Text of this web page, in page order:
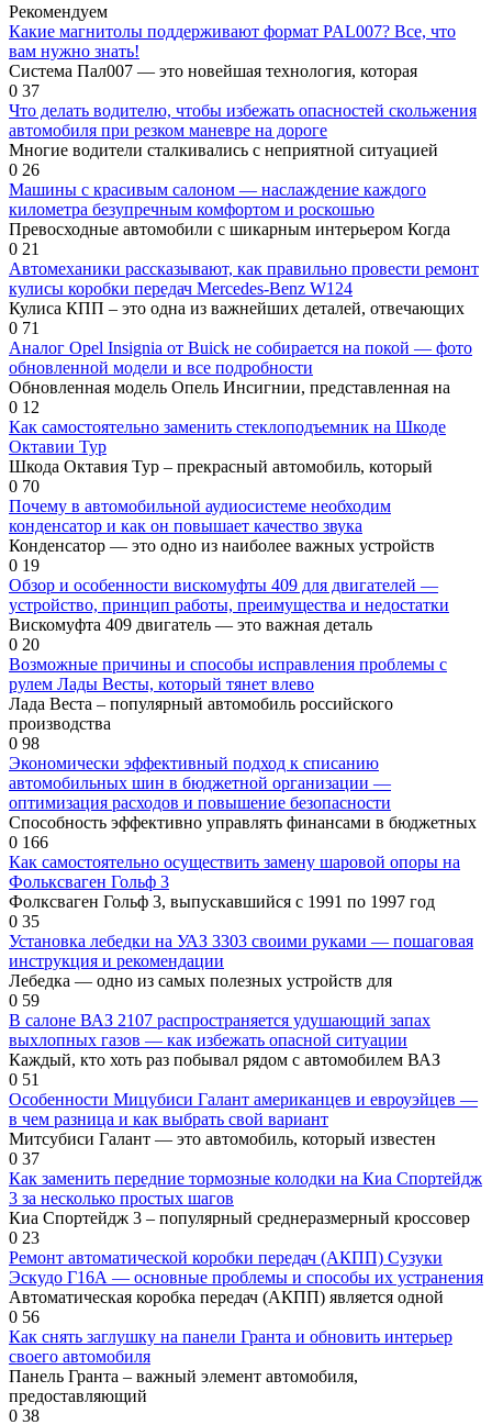
Рекомендуем
Какие магнитолы поддерживают формат PAL007? Все, что
вам нужно знать!
Система Пал007 — это новейшая технология, которая
0 37
Что делать водителю, чтобы избежать опасностей скольжения
автомобиля при резком маневре на дороге
Многие водители сталкивались с неприятной ситуацией
0 26
Машины с красивым салоном — наслаждение каждого
километра безупречным комфортом и роскошью
Превосходные автомобили с шикарным интерьером Когда
0 21
Автомеханики рассказывают, как правильно провести ремонт
кулисы коробки передач Mercedes-Benz W124
Кулиса КПП – это одна из важнейших деталей, отвечающих
0 71
Аналог Opel Insignia от Buick не собирается на покой — фото
обновленной модели и все подробности
Обновленная модель Oпель Инсигнии, представленная на
0 12
Как самостоятельно заменить стеклоподъемник на Шкоде
Октавии Тур
Шкода Октавия Тур – прекрасный автомобиль, который
0 70
Почему в автомобильной аудиосистеме необходим
конденсатор и как он повышает качество звука
Конденсатор — это одно из наиболее важных устройств
0 19
Обзор и особенности вискомуфты 409 для двигателей —
устройство, принцип работы, преимущества и недостатки
Вискомуфта 409 двигатель — это важная деталь
0 20
Возможные причины и способы исправления проблемы с
рулем Лады Весты, который тянет влево
Лада Веста – популярный автомобиль российского
производства
0 98
Экономически эффективный подход к списанию
автомобильных шин в бюджетной организации —
оптимизация расходов и повышение безопасности
Способность эффективно управлять финансами в бюджетных
0 166
Как самостоятельно осуществить замену шаровой опоры на
Фольксваген Гольф 3
Фолксваген Гольф 3, выпускавшийся с 1991 по 1997 год
0 35
Установка лебедки на УАЗ 3303 своими руками — пошаговая
инструкция и рекомендации
Лебедка — одно из самых полезных устройств для
0 59
В салоне ВАЗ 2107 распространяется удушающий запах
выхлопных газов — как избежать опасной ситуации
Каждый, кто хоть раз побывал рядом с автомобилем ВАЗ
0 51
Особенности Мицубиси Галант американцев и евроуэйцев —
в чем разница и как выбрать свой вариант
Митсубиси Галант — это автомобиль, который известен
0 37
Как заменить передние тормозные колодки на Киа Спортейдж
3 за несколько простых шагов
Киа Спортейдж 3 – популярный среднеразмерный кроссовер
0 23
Ремонт автоматической коробки передач (АКПП) Сузуки
Эскудо Г16А — основные проблемы и способы их устранения
Автоматическая коробка передач (АКПП) является одной
0 56
Как снять заглушку на панели Гранта и обновить интерьер
своего автомобиля
Панель Гранта – важный элемент автомобиля,
предоставляющий
0 38